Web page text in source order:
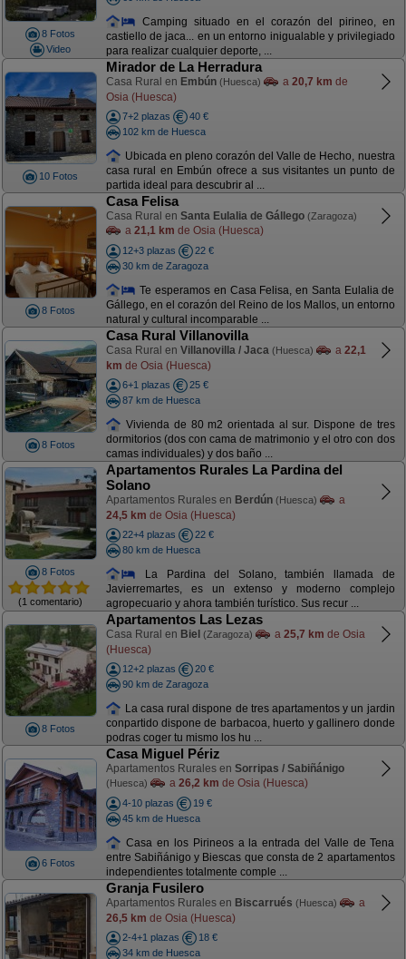
8 Fotos
Video
Camping situado en el corazón del pirineo, en
castiello de jaca... en un entorno inigualable y privilegiado
para realizar cualquier deporte, ...
10 Fotos
Mirador de La Herradura
Casa Rural en Embún (Huesca) a 20,7 km de
Osia (Huesca)
7+2 plazas
40 €
102 km de Huesca
Ubicada en pleno corazón del Valle de Hecho, nuestra
casa rural en Embún ofrece a sus visitantes un punto de
partida ideal para descubrir al ...
8 Fotos
Casa Felisa
Casa Rural en Santa Eulalia de Gállego (Zaragoza)
a 21,1 km de Osia (Huesca)
12+3 plazas
22 €
30 km de Zaragoza
Te esperamos en Casa Felisa, en Santa Eulalia de
Gállego, en el corazón del Reino de los Mallos, un entorno
natural y cultural incomparable ...
8 Fotos
Casa Rural Villanovilla
Casa Rural en Villanovilla / Jaca (Huesca) a 22,1
km de Osia (Huesca)
6+1 plazas
25 €
87 km de Huesca
Vivienda de 80 m2 orientada al sur. Dispone de tres
dormitorios (dos con cama de matrimonio y el otro con dos
camas individuales) y dos baño ...
8 Fotos
(1 comentario)
Apartamentos Rurales La Pardina del
Solano
Apartamentos Rurales en Berdún (Huesca)
a
24,5 km de Osia (Huesca)
22+4 plazas
22 €
80 km de Huesca
La Pardina del Solano, también llamada de
Javierremartes, es un extenso y moderno complejo
agropecuario y ahora también turístico. Sus recur ...
8 Fotos
Apartamentos Las Lezas
Casa Rural en Biel (Zaragoza) a 25,7 km de Osia
(Huesca)
12+2 plazas
20 €
90 km de Zaragoza
La casa rural dispone de tres apartamentos y un jardin
conpartido dispone de barbacoa, huerto y gallinero donde
podras coger tu mismo los hu ...
6 Fotos
Casa Miguel Périz
Apartamentos Rurales en Sorripas / Sabiñánigo
(Huesca) a 26,2 km de Osia (Huesca)
4-10 plazas
19 €
45 km de Huesca
Casa en los Pirineos a la entrada del Valle de Tena
entre Sabiñánigo y Biescas que consta de 2 apartamentos
independientes totalmente comple ...
Granja Fusilero
Apartamentos Rurales en Biscarrués (Huesca)
a
26,5 km de Osia (Huesca)
2-4+1 plazas
18 €
34 km de Huesca